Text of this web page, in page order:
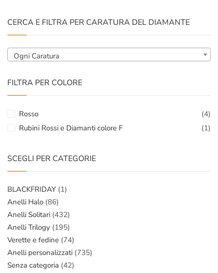
CERCA E FILTRA PER CARATURA DEL DIAMANTE
Ogni Caratura
FILTRA PER COLORE
Rosso
(4)
Rubini Rossi e Diamanti colore F
(1)
SCEGLI PER CATEGORIE
BLACKFRIDAY (1)
Anelli Halo (86)
Anelli Solitari (432)
Anelli Trilogy (195)
Verette e fedine (74)
Anelli personalizzati (735)
Senza categoria (42)